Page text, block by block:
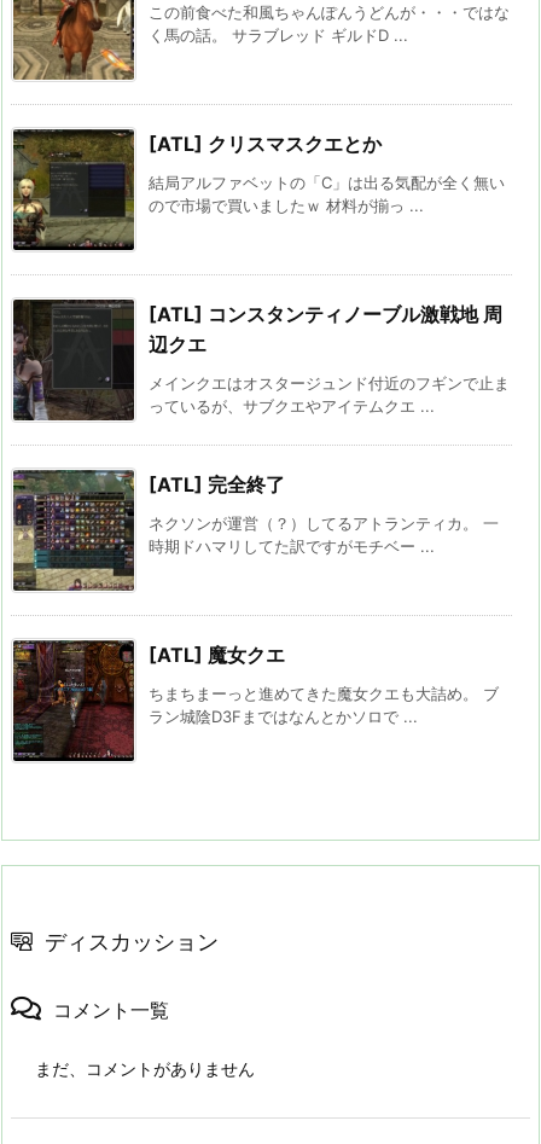
この前食べた和風ちゃんぽんうどんが・・・ではな
く馬の話。 サラブレッド ギルドD ...
[ATL] クリスマスクエとか
結局アルファベットの「C」は出る気配が全く無い
ので市場で買いましたｗ 材料が揃っ ...
[ATL] コンスタンティノーブル激戦地 周
辺クエ
メインクエはオスタージュンド付近のフギンで止ま
っているが、サブクエやアイテムクエ ...
[ATL] 完全終了
ネクソンが運営（？）してるアトランティカ。 一
時期ドハマリしてた訳ですがモチベー ...
[ATL] 魔女クエ
ちまちまーっと進めてきた魔女クエも大詰め。 ブ
ラン城陰D3Fまではなんとかソロで ...
ディスカッション
コメント一覧
まだ、コメントがありません